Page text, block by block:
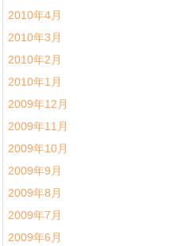
2010年4月
2010年3月
2010年2月
2010年1月
2009年12月
2009年11月
2009年10月
2009年9月
2009年8月
2009年7月
2009年6月